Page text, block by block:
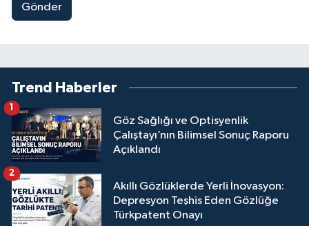
Gönder
Trend Haberler
Göz Sağlığı ve Optisyenlik
Çalıştayı’nın Bilimsel Sonuç Raporu
Açıklandı
Akıllı Gözlüklerde Yerli İnovasyon:
Depresyon Teşhis Eden Gözlüğe
Türkpatent Onayı
2